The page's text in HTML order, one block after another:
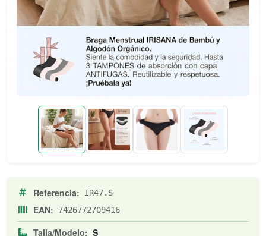
Referencia: IR47.S
EAN: 7426772709416
Talla/Modelo: S